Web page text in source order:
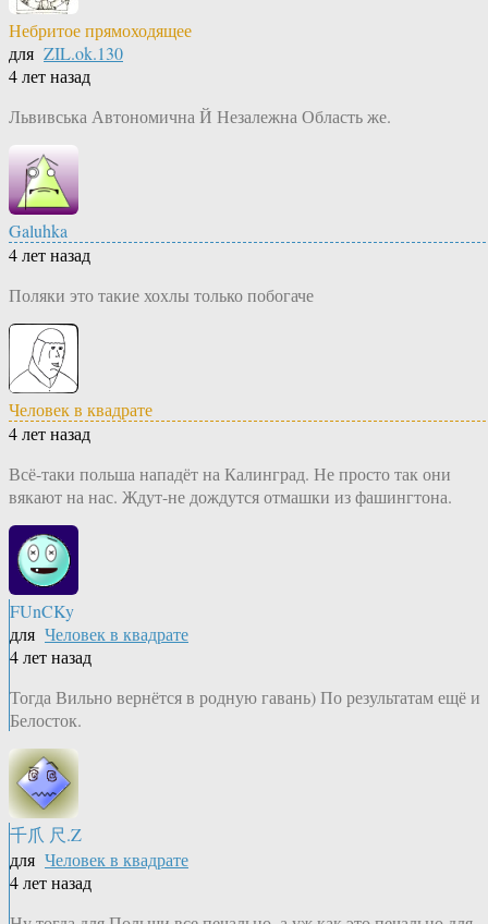
Небритое прямоходящее
для ZIL.ok.130
4 лет назад
Львивська Автономична Й Незалежна Область же.
Galuhka
4 лет назад
Поляки это такие хохлы только побогаче
Человек в квадрате
4 лет назад
Всё-таки польша нападёт на Калинград. Не просто так они
вякают на нас. Ждут-не дождутся отмашки из фашингтона.
FUnCKy
для Человек в квадрате
4 лет назад
Тогда Вильно вернётся в родную гавань) По результатам ещё и
Белосток.
千爪 尺.Z
для Человек в квадрате
4 лет назад